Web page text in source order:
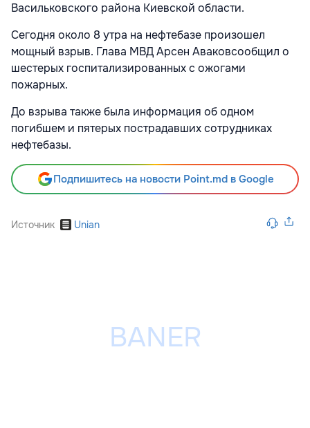
Васильковского района Киевской области.
Сегодня около 8 утра на нефтебазе произошел
мощный взрыв. Глава МВД Арсен Аваковсообщил о
шестерых госпитализированных с ожогами
пожарных.
До взрыва также была информация об одном
погибшем и пятерых пострадавших сотрудниках
нефтебазы.
Подпишитесь на новости Point.md в Google
Источник Unian